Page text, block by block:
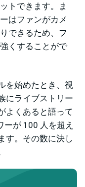
トできます。ま
はファンがカメ
できるため、フ
くすることがで
を始めたとき、視
にライブストリー
よくあると語って
が 100 人を超え
す。その数に決し